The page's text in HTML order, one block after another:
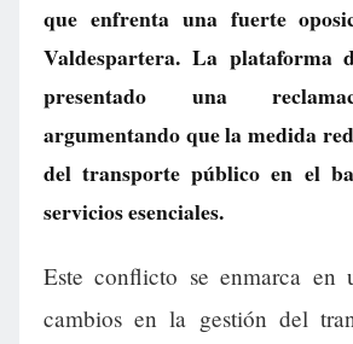
que enfrenta una fuerte
Valdespartera. La plataforma
presentado una
argumentando que la medida
del transporte público en el
servicios esenciales.
Este conflicto se enmarca en
cambios en la gestión del